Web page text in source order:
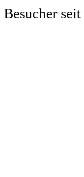
Besucher